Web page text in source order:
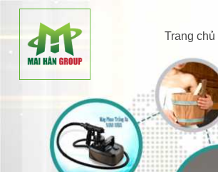
Trang chủ